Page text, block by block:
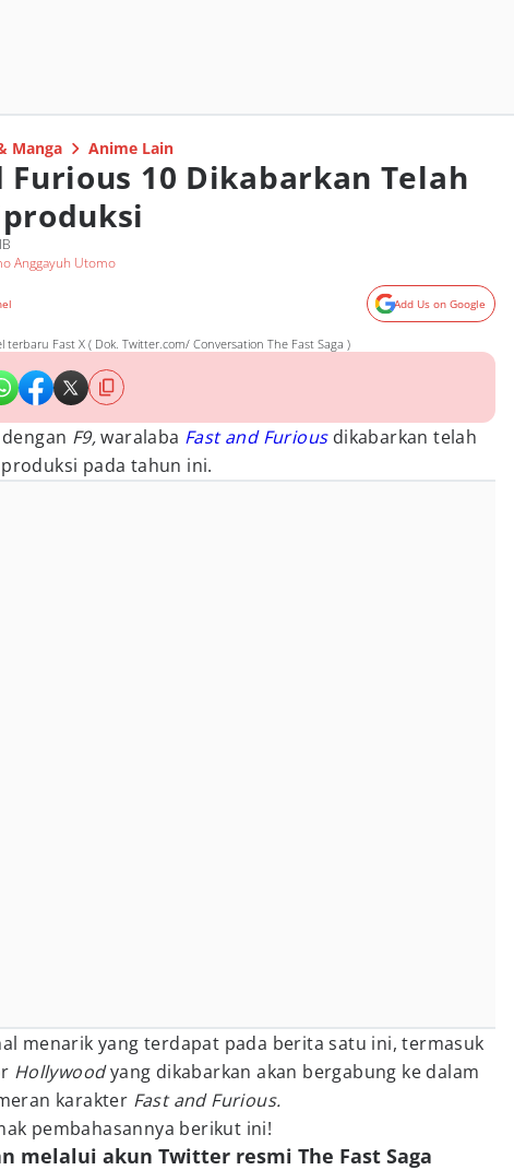
Manga Anime Lain
Furious 10 Dikabarkan Telah
Anggayuh Utomo
Add Us on Google
terbaru Fast X ( Dok. Twitter.com/ Conversation The Fast Saga )
F9,waralaba Fast and Furious dikabarkan telah
pada tahun ini.
menarik yang terdapat pada berita satu ini, termasuk
Hollywoodyang dikabarkan akan bergabung ke dalam
karakter Fast and Furious.
pembahasannya berikut ini!
melalui akun Twitter resmi The Fast Saga